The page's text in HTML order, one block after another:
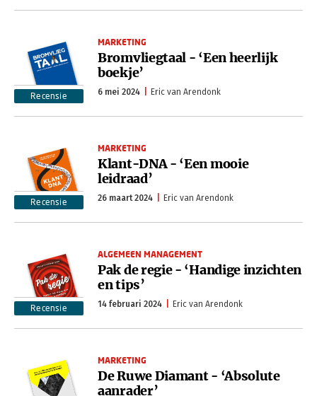
Recensie
MARKETING
Bromvliegtaal - ‘Een heerlijk
boekje’
6 mei 2024 Eric van Arendonk
Recensie
MARKETING
Klant-DNA - ‘Een mooie
leidraad’
26 maart 2024 Eric van Arendonk
Recensie
ALGEMEEN MANAGEMENT
Pak de regie - ‘Handige inzichten
en tips’
14 februari 2024 Eric van Arendonk
MARKETING
De Ruwe Diamant - ‘Absolute
aanrader’